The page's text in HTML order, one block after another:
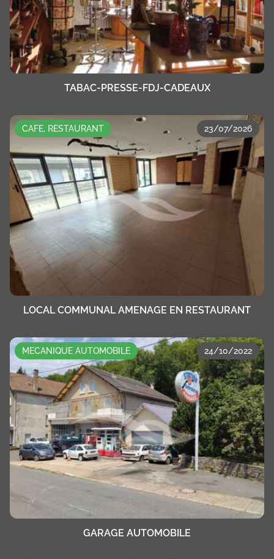
TABAC-PRESSE-FDJ-CADEAUX
CAFE, RESTAURANT 23/07/2026
LOCAL COMMUNAL AMENAGE EN RESTAURANT
MECANIQUE AUTOMOBILE 24/10/2022
GARAGE AUTOMOBILE